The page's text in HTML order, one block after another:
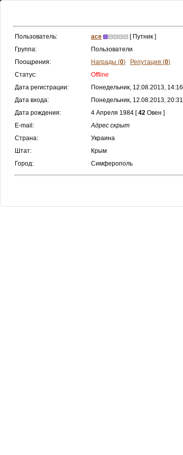
Пользователь: ace
[ Путник ]
Группа:
Пользователи
Поощрения:
Награды (0) Репутация (0)
Статус:
Offline
Дата регистрации:
Понедельник, 12.08.2013, 14:16
Дата входа:
Понедельник, 12.08.2013, 20:31
Дата рождения:
4 Апреля 1984 [42 Овен ]
E-mail:
Адрес скрыт
Страна:
Украина
Штат:
Крым
Город:
Симферополь